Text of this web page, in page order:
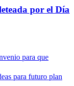
por el Día